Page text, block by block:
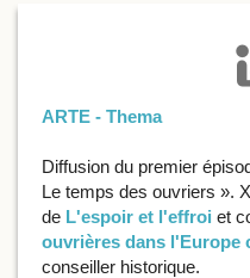
ARTE - Thema
Diffusion du premier
Le temps des ouvriers ».
de L'espoir et l'effroi et
ouvrières dans l'Europe
conseiller historique.